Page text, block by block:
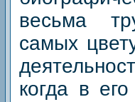
весьма
самых
когда в